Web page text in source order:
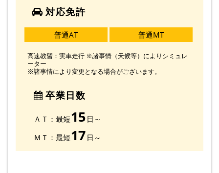
対応免許
普通AT 普通MT
高速教習：実車走行 ※諸事情（天候等）によりシミュレ
ーター
※諸事情により変更となる場合がございます。
卒業日数
ＡＴ：最短15 日～
ＭＴ：最短17 日～